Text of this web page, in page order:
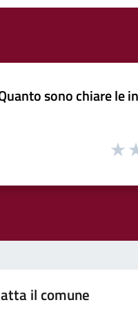
sono chiare le
il comune